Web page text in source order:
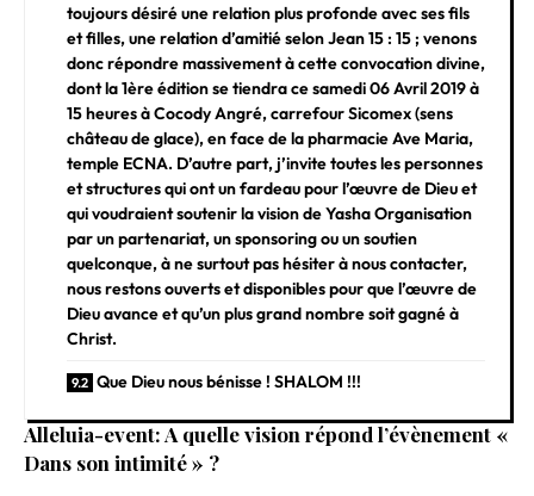
toujours désiré une relation plus profonde avec ses fils
et filles, une relation d’amitié selon Jean 15 : 15 ; venons
donc répondre massivement à cette convocation divine,
dont la 1ère édition se tiendra ce samedi 06 Avril 2019 à
15 heures à Cocody Angré, carrefour Sicomex (sens
château de glace), en face de la pharmacie Ave Maria,
temple ECNA. D’autre part, j’invite toutes les personnes
et structures qui ont un fardeau pour l’œuvre de Dieu et
qui voudraient soutenir la vision de Yasha Organisation
par un partenariat, un sponsoring ou un soutien
quelconque, à ne surtout pas hésiter à nous contacter,
nous restons ouverts et disponibles pour que l’œuvre de
Dieu avance et qu’un plus grand nombre soit gagné à
Christ.
Que Dieu nous bénisse ! SHALOM !!!
Alleluia-event: A quelle vision répond l’évènement «
Dans son intimité » ?